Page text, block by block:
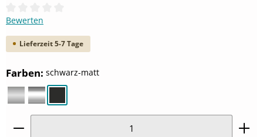
Durchschnittliche Bewertung von 0 von 5 Sternen
Bewerten
Lieferzeit 5-7 Tage
Farbenauswählen
: schwarz-matt
alu silber-matt
chromoptikschwarz-matt
Produkt Anzahl: Gib den gewünschten Wert ein